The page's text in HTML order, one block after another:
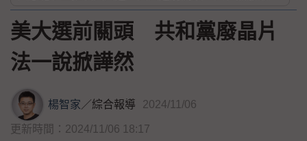
美大選前關頭 共和黨廢晶片
法一說掀譁然
楊智家／綜合報導 2024/11/06
更新時間：2024/11/06 18:17